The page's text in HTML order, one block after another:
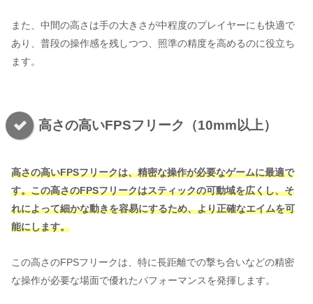
また、中間の高さは手の大きさが中程度のプレイヤーにも快適で
あり、普段の操作感を残しつつ、照準の精度を高めるのに役立ち
ます。
高さの高いFPSフリーク（10mm以上）
高さの高いFPSフリークは、精密な操作が必要なゲームに最適で
す。この高さのFPSフリークはスティックの可動域を広くし、そ
れによって細かな動きを容易にするため、より正確なエイムを可
能にします。
この高さのFPSフリークは、特に長距離での撃ち合いなどの精密
な操作が必要な場面で優れたパフォーマンスを発揮します。